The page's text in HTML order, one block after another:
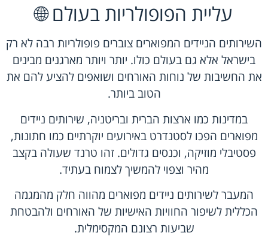
עליית הפופולריות בעולם 🌐
השירותים הניידים המפוארים צוברים פופולריות רבה לא רק
בישראל אלא גם בעולם כולו. יותר ויותר מארגנים מבינים
את החשיבות של נוחות האורחים ושואפים להציע להם את
הטוב ביותר.
במדינות כמו ארצות הברית ובריטניה, שירותים ניידים
מפוארים הפכו לסטנדרט באירועים יוקרתיים כמו חתונות,
פסטיבלי מוזיקה, וכנסים גדולים. זהו טרנד שעולה בקצב
מהיר וצפוי להמשיך לצמוח בעתיד.
המעבר לשירותים ניידים מפוארים מהווה חלק מהמגמה
הכללית לשיפור החוויות האישיות של האורחים ולהבטחת
שביעות רצונם המקסימלית.